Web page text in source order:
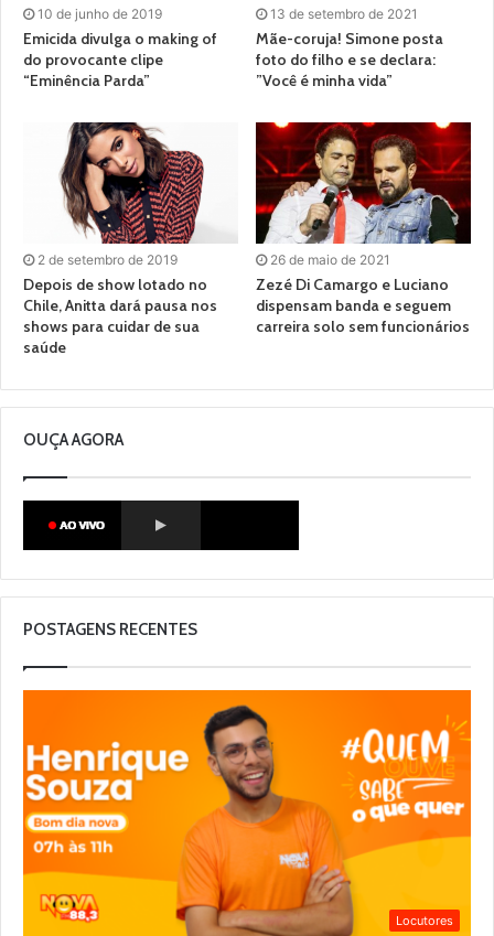
10 de junho de 2019
Emicida divulga o making of
do provocante clipe
“Eminência Parda”
13 de setembro de 2021
Mãe-coruja! Simone posta
foto do filho e se declara:
”Você é minha vida”
2 de setembro de 2019
Depois de show lotado no
Chile, Anitta dará pausa nos
shows para cuidar de sua
saúde
26 de maio de 2021
Zezé Di Camargo e Luciano
dispensam banda e seguem
carreira solo sem funcionários
OUÇA AGORA
POSTAGENS RECENTES
Locutores